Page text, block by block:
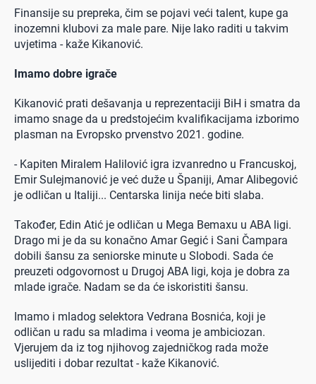
Finansije su prepreka, čim se pojavi veći talent, kupe ga
inozemni klubovi za male pare. Nije lako raditi u takvim
uvjetima - kaže Kikanović.
Imamo dobre igrače
Kikanović prati dešavanja u reprezentaciji BiH i smatra da
imamo snage da u predstojećim kvalifikacijama izborimo
plasman na Evropsko prvenstvo 2021. godine.
- Kapiten Miralem Halilović igra izvanredno u Francuskoj,
Emir Sulejmanović je već duže u Španiji, Amar Alibegović
je odličan u Italiji... Centarska linija neće biti slaba.
Također, Edin Atić je odličan u Mega Bemaxu u ABA ligi.
Drago mi je da su konačno Amar Gegić i Sani Čampara
dobili šansu za seniorske minute u Slobodi. Sada će
preuzeti odgovornost u Drugoj ABA ligi, koja je dobra za
mlade igrače. Nadam se da će iskoristiti šansu.
Imamo i mladog selektora Vedrana Bosnića, koji je
odličan u radu sa mladima i veoma je ambiciozan.
Vjerujem da iz tog njihovog zajedničkog rada može
uslijediti i dobar rezultat - kaže Kikanović.